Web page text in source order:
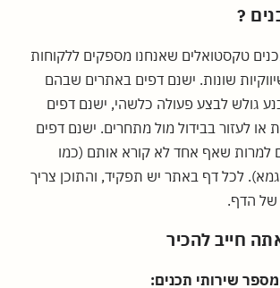
?
טקסטואלים שאנחנו מספקים ללקוחות
שונות. ישנם דפים באתרים שבהם
גולש לבצע פעולה כלשהי, ישנם דפים
או לעזור בבידול מול מתחרים. ישנם דפים
למרות שאף אחד לא קורא אותם (כמו
לכל דף באתר יש תפקיד, והתוכן צריך
הדף.
חייב להכיר
שירותי תכנים: